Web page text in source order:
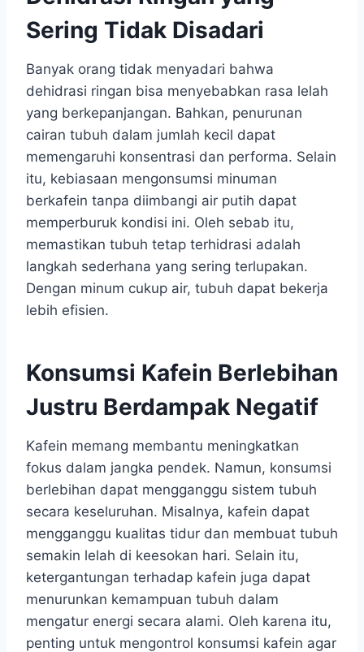
Sering Tidak Disadari
Banyak orang tidak menyadari bahwa
dehidrasi ringan bisa menyebabkan rasa lelah
yang berkepanjangan. Bahkan, penurunan
cairan tubuh dalam jumlah kecil dapat
memengaruhi konsentrasi dan performa. Selain
itu, kebiasaan mengonsumsi minuman
berkafein tanpa diimbangi air putih dapat
memperburuk kondisi ini. Oleh sebab itu,
memastikan tubuh tetap terhidrasi adalah
langkah sederhana yang sering terlupakan.
Dengan minum cukup air, tubuh dapat bekerja
lebih efisien.
Konsumsi Kafein Berlebihan
Justru Berdampak Negatif
Kafein memang membantu meningkatkan
fokus dalam jangka pendek. Namun, konsumsi
berlebihan dapat mengganggu sistem tubuh
secara keseluruhan. Misalnya, kafein dapat
mengganggu kualitas tidur dan membuat tubuh
semakin lelah di keesokan hari. Selain itu,
ketergantungan terhadap kafein juga dapat
menurunkan kemampuan tubuh dalam
mengatur energi secara alami. Oleh karena itu,
penting untuk mengontrol konsumsi kafein agar